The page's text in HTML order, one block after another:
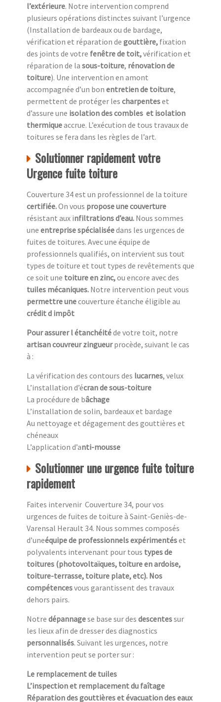
l’extérieure. Notre intervention comprend
plusieurs opérations distinctes suivant l’urgence
(Installation de bardeaux ou de bardage,
vérification et réparation de gouttière, fixation
des joints de votre fenêtre de toit,vérification et
réparation de la sous-toiture, rénovation de
toiture). Une intervention en amont
accompagnée d’un bon entretien de toiture,
permettent de protéger les charpenteset
d’assure une isolation des combles et isolation
thermiqueaccrue. L’exécution de tous travaux de
toitures se fera dans les règles de l’art.
Solutionner rapidement votre
Urgence fuite toiture
Couverture 34 est un professionnel de la toiture
certifiée.On vous propose une couverture
résistant aux infiltrations d’eau. Nous sommes
une entreprise spécialiséedans les urgences de
fuites de toitures. Avec une équipe de
professionnels qualifiés, on intervient sus tout
types de toiture et tout types de revêtements que
ce soit une toiture en zinc,ou encore avec des
tuiles mécaniques. Notre intervention peut vous
permettre unecouverture étanche éligible au
crédit d impôt
Pour assurer l étanchéitéde votre toit, notre
artisan couvreur zingueurprocède, suivant le cas
à :
La vérification des contours des lucarnes, velux
L’installation d’écran de sous-toiture
La procédure de bâchage
L’installation de solin, bardeaux et bardage
Au nettoyage et dégagement des gouttières et
chéneaux
L’application d’anti-mousse
Solutionner une urgence fuite toiture
rapidement
Faites intervenir Couverture 34, pour vos
urgences de fuites de toiture à Saint-Geniès-de-
Varensal Herault 34. Nous sommes composés
d’uneéquipe de professionnels expérimentéset
polyvalents intervenant pour tous types de
toitures (photovoltaïques, toiture en ardoise,
toiture-terrasse, toiture plate, etc). Nos
compétencesvous garantissent des travaux
dehors pairs.
Notre dépannagese base sur des descentessur
les lieux afin de dresser des diagnostics
personnalisés. Suivant les urgences, notre
intervention peut se porter sur :
Le remplacement de tuiles
L’inspection et remplacement du faîtage
Réparation des gouttières et évacuation des eaux